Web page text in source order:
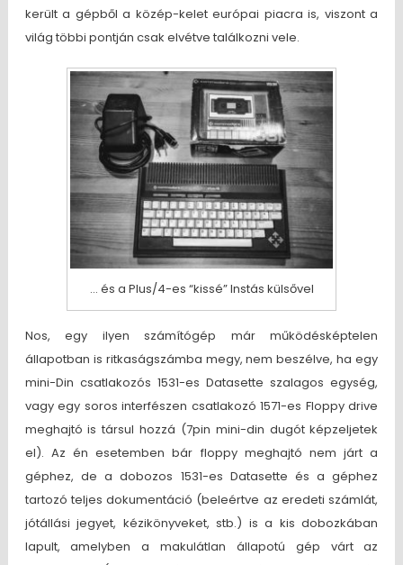
került a gépből a közép-kelet európai piacra is, viszont a
világ többi pontján csak elvétve találkozni vele.
… és a Plus/4-es “kissé” Instás külsővel
Nos, egy ilyen számítógép már működésképtelen
állapotban is ritkaságszámba megy, nem beszélve, ha egy
mini-Din csatlakozós 1531-es Datasette szalagos egység,
vagy egy soros interfészen csatlakozó 1571-es Floppy drive
meghajtó is társul hozzá (7pin mini-din dugót képzeljetek
el). Az én esetemben bár floppy meghajtó nem járt a
géphez, de a dobozos 1531-es Datasette és a géphez
tartozó teljes dokumentáció (beleértve az eredeti számlát,
jótállási jegyet, kézikönyveket, stb.) is a kis dobozkában
lapult, amelyben a makulátlan állapotú gép várt az